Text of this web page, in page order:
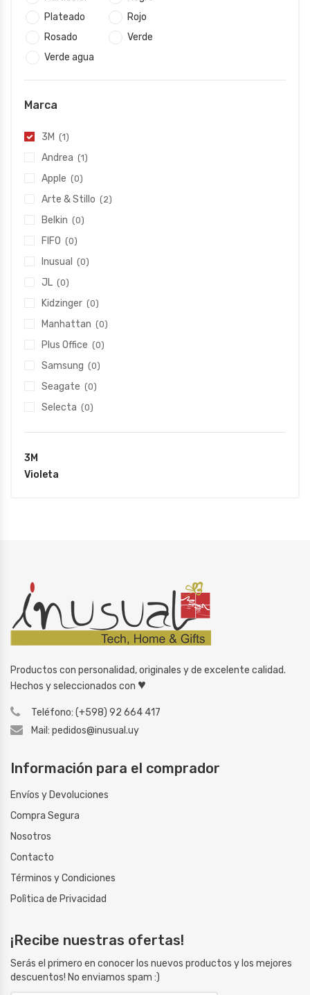
Plateado
Rojo
Rosado
Verde
Verde agua
Marca
3M (1)
Andrea (1)
Apple (0)
Arte & Stillo (2)
Belkin (0)
FIFO (0)
Inusual (0)
JL (0)
Kidzinger (0)
Manhattan (0)
Plus Office (0)
Samsung (0)
Seagate (0)
Selecta (0)
3M
Violeta
Productos con personalidad, originales y de excelente calidad.
Hechos y seleccionados con ♥
Teléfono: (+598) 92 664 417
Mail: pedidos@inusual.uy
Información para el comprador
Envíos y Devoluciones
Compra Segura
Nosotros
Contacto
Términos y Condiciones
Polìtica de Privacidad
¡Recibe nuestras ofertas!
Serás el primero en conocer los nuevos productos y los mejores
descuentos! No enviamos spam :)